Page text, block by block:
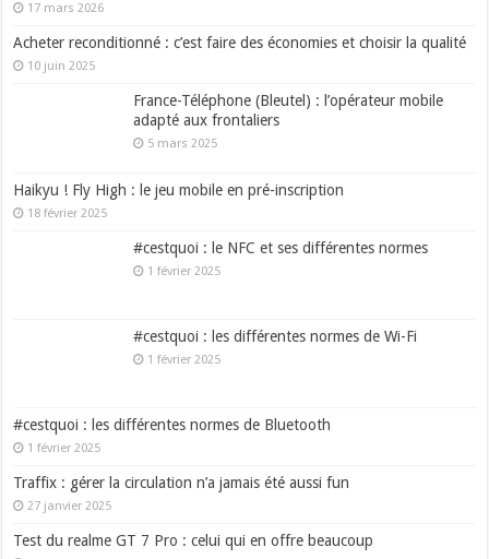
17 mars 2026
Acheter reconditionné : c’est faire des économies et choisir la qualité
10 juin 2025
France-Téléphone (Bleutel) : l’opérateur mobile
adapté aux frontaliers
5 mars 2025
Haikyu ! Fly High : le jeu mobile en pré-inscription
18 février 2025
#cestquoi : le NFC et ses différentes normes
1 février 2025
#cestquoi : les différentes normes de Wi-Fi
1 février 2025
#cestquoi : les différentes normes de Bluetooth
1 février 2025
Traffix : gérer la circulation n’a jamais été aussi fun
27 janvier 2025
Test du realme GT 7 Pro : celui qui en offre beaucoup